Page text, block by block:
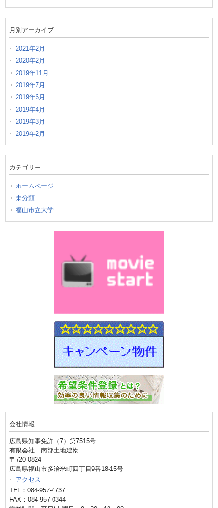
月別アーカイブ
2021年2月
2020年2月
2019年11月
2019年7月
2019年6月
2019年4月
2019年3月
2019年2月
カテゴリー
ホームページ
未分類
福山市立大学
会社情報
広島県知事免許（7）第7515号
有限会社 南部土地建物
〒720-0824
広島県福山市多治米町四丁目9番18-15号
アクセス
TEL：084-957-4737
FAX：084-957-0344